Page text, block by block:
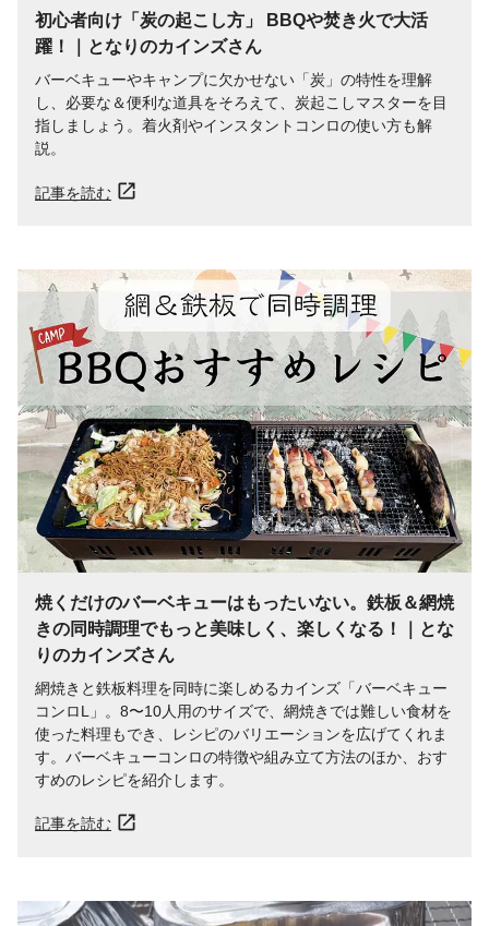
初心者向け「炭の起こし方」 BBQや焚き火で大活
躍！｜となりのカインズさん
バーベキューやキャンプに欠かせない「炭」の特性を理解
し、必要な＆便利な道具をそろえて、炭起こしマスターを目
指しましょう。着火剤やインスタントコンロの使い方も解
説。
記事を読む
焼くだけのバーベキューはもったいない。鉄板＆網焼
きの同時調理でもっと美味しく、楽しくなる！｜とな
りのカインズさん
網焼きと鉄板料理を同時に楽しめるカインズ「バーベキュー
コンロL」。8〜10人用のサイズで、網焼きでは難しい食材を
使った料理もでき、レシピのバリエーションを広げてくれま
す。バーベキューコンロの特徴や組み立て方法のほか、おす
すめのレシピを紹介します。
記事を読む